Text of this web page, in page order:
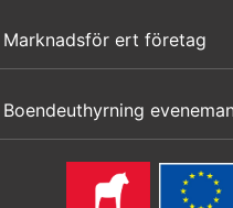
Marknadsför ert företag
Boendeuthyrning